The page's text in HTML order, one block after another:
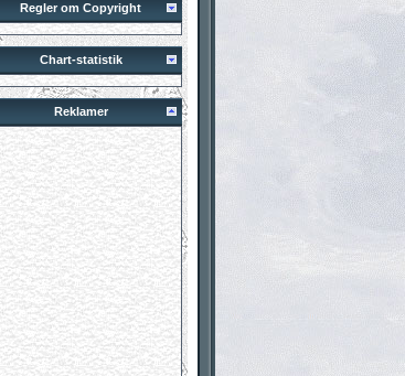
Regler om Copyright
Chart-statistik
Reklamer